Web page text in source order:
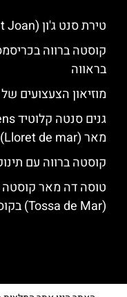
טירת סנט ג'ון (Castell de Sant Joan) בבלאנס
קוסטה ברווה
בראווה
מוזיאון הצעצועים
מאר (Lloret de mar)
קוסטה ברווה עם
טוסה דה מאר קוסטה
(Tossa de Mar) בקוסטה ברווה